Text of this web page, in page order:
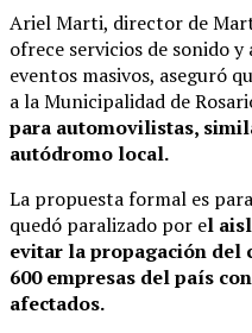
Ariel Marti, director de
ofrece servicios de sonido
eventos masivos, aseguró
a la Municipalidad de
para automovilistas,
autódromo local.
La propuesta formal es
quedó paralizado por el
evitar la propagación del
600 empresas del país
afectados.